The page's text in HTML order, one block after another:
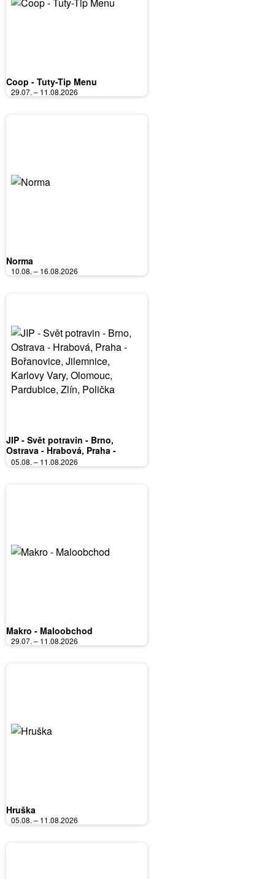
Coop - Tuty-Tip Menu
29.07. – 11.08.2026
Norma
10.08. – 16.08.2026
JIP - Svět potravin - Brno,
Ostrava - Hrabová, Praha -
Bořanovice, Jilemnice, Karlovy
Vary, Olomouc, Pardubice, Zlín,
05.08. – 11.08.2026
Makro - Maloobchod
29.07. – 11.08.2026
Hruška
05.08. – 11.08.2026